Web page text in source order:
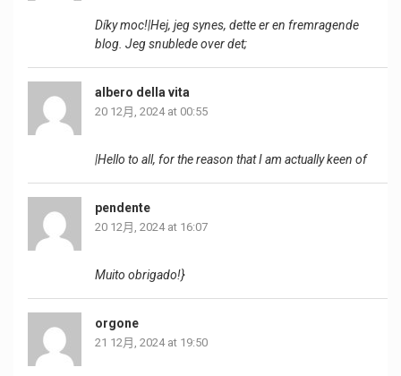
Díky moc!|Hej, jeg synes, dette er en fremragende
blog. Jeg snublede over det;
albero della vita
20 12月, 2024 at 00:55
|Hello to all, for the reason that I am actually keen of
pendente
20 12月, 2024 at 16:07
Muito obrigado!}
orgone
21 12月, 2024 at 19:50